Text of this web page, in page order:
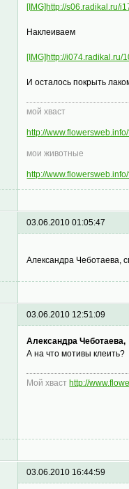
[IMG]http://s06.radikal.ru/
Наклеиваем
[IMG]http://i074.radikal.ru/
И осталось покрыть
мой хваст
http://
мои животные
http://
03.06.2010 01:05:47
Александра Чеботаева,
03.06.2010 12:51:09
Александра Чеботаева,
А на что мотивы клеить?
Мой хваст http://
03.06.2010 16:44:59